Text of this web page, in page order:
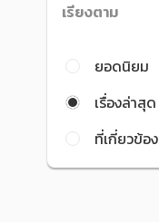
เรียงตาม
ยอดนิยม
เรื่องล่าสุด
ที่เกี่ยวข้อง